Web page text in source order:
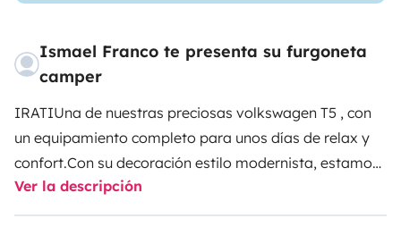
Ismael Franco te presenta su furgoneta
camper
IRATIUna de nuestras preciosas volkswagen T5 , con
un equipamiento completo para unos días de relax y
confort.Con su decoración estilo modernista, estamos
seguros que conseguirá enamorarte , y disfrutarás de
la verdadera aventura camper junto a ella.
Ver la descripción